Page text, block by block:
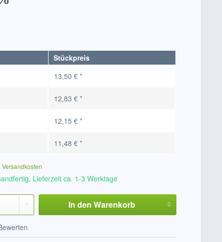
Stückpreis
13,50 € *
12,83 € *
12,15 € *
11,48 € *
Versandkosten
Lieferzeit ca. 1-3 Werktage
In den Warenkorb